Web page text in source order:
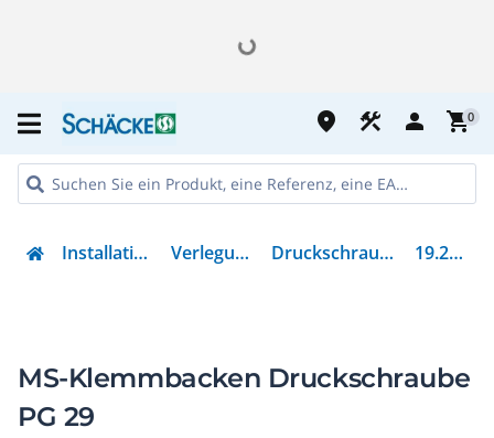
place construction person shopping_cart0
Installation Verlegung Druckschraube 19.229
MS-Klemmbacken Druckschraube
PG 29